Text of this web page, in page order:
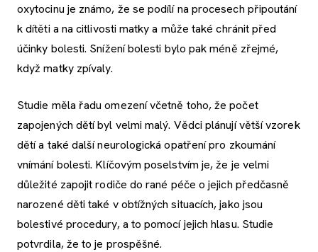
oxytocinu je známo, že se podílí na procesech připoutání
k dítěti a na citlivosti matky a může také chránit před
účinky bolesti. Snížení bolesti bylo pak méně zřejmé,
když matky zpívaly.
Studie měla řadu omezení včetně toho, že počet
zapojených dětí byl velmi malý. Vědci plánují větší vzorek
dětí a také další neurologická opatření pro zkoumání
vnímání bolesti. Klíčovým poselstvím je, že je velmi
důležité zapojit rodiče do rané péče o jejich předčasně
narozené děti také v obtížných situacích, jako jsou
bolestivé procedury, a to pomocí jejich hlasu. Studie
potvrdila, že to je prospěšné.